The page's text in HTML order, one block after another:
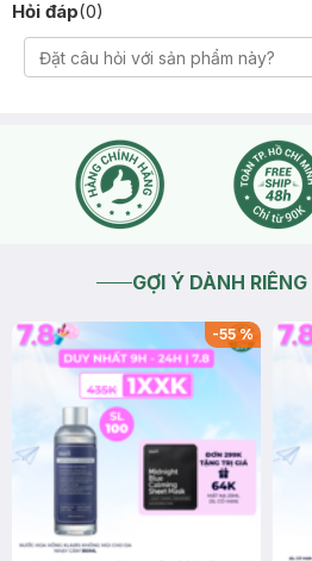
Hỏi đáp(0)
GỢI Ý DÀNH
-55%